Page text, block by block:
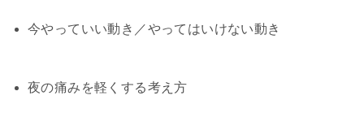
今やっていい動き／やってはいけない動き
夜の痛みを軽くする考え方